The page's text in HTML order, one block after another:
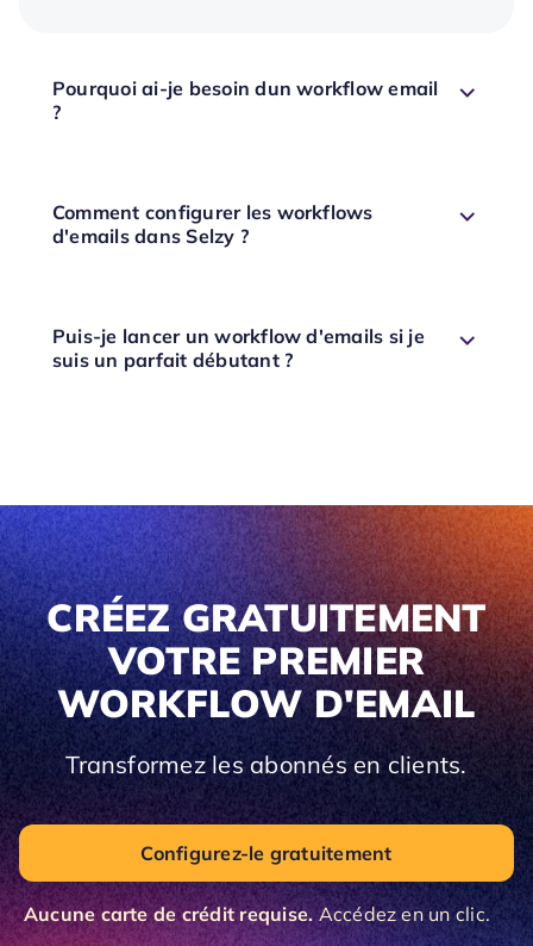
Pourquoi ai-je besoin dun workflow email
?
Comment configurer les workflows
d'emails dans Selzy ?
Puis-je lancer un workflow d'emails si je
suis un parfait débutant ?
CRÉEZ GRATUITEMENT
VOTRE PREMIER
WORKFLOW D'EMAIL
Transformez les abonnés en clients.
Configurez-le gratuitement
Aucune carte de crédit requise.Accédez en un clic.